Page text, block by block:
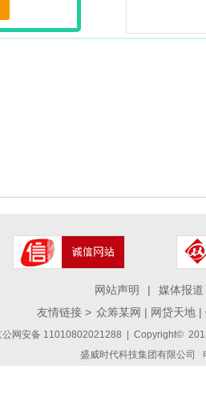
网站声明 | 媒体报道
友情链接 > 众筹某网 | 网贷天地 |
公网安备 11010802021288 | Copyright©
盛威时代科技集团有限公司